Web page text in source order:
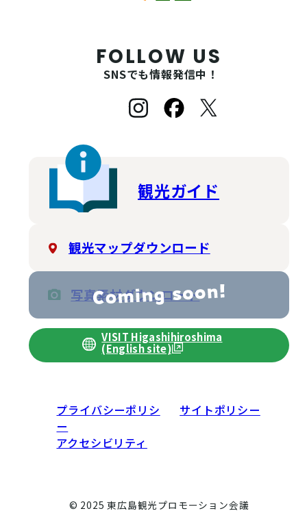
FOLLOW US
SNSでも情報発信中！
観光ガイド
観光マップダウンロード
写真素材ダウンロード
VISIT Higashihiroshima
(English site)
プライバシーポリシ
ー
サイトポリシー
アクセシビリティ
© 2025 東広島観光プロモーション会議